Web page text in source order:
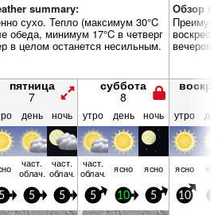
summary:
сухо. Тепло (максимум 30°C
обеда, минимум 17°C в четверг
в целом останется несильным.
Обзор
пятница
7
суббота
8
день ночь утро день ночь утро
част.
облач.
част.
облач.
част.
облач. ясно ясно ясно
5 5 5 5 10 5 10